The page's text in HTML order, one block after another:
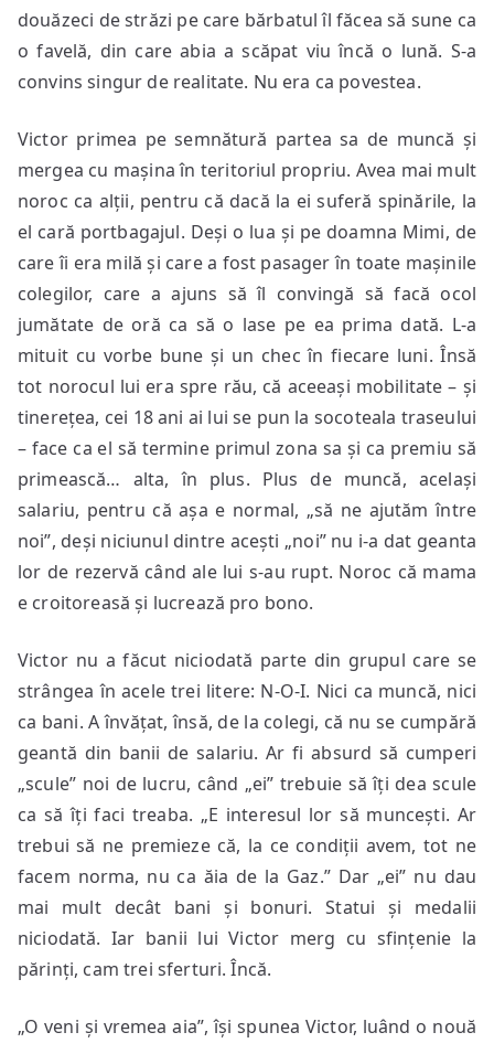
douăzeci de străzi pe care bărbatul îl făcea să sune ca
o favelă, din care abia a scăpat viu încă o lună. S-a
convins singur de realitate. Nu era ca povestea.
Victor primea pe semnătură partea sa de muncă și
mergea cu mașina în teritoriul propriu. Avea mai mult
noroc ca alții, pentru că dacă la ei suferă spinările, la
el cară portbagajul. Deși o lua și pe doamna Mimi, de
care îi era milă și care a fost pasager în toate mașinile
colegilor, care a ajuns să îl convingă să facă ocol
jumătate de oră ca să o lase pe ea prima dată. L-a
mituit cu vorbe bune și un chec în fiecare luni. Însă
tot norocul lui era spre rău, că aceeași mobilitate – și
tinerețea, cei 18 ani ai lui se pun la socoteala traseului
– face ca el să termine primul zona sa și ca premiu să
primească… alta, în plus. Plus de muncă, același
salariu, pentru că așa e normal, „să ne ajutăm între
noi”, deși niciunul dintre acești „noi” nu i-a dat geanta
lor de rezervă când ale lui s-au rupt. Noroc că mama
e croitoreasă și lucrează pro bono.
Victor nu a făcut niciodată parte din grupul care se
strângea în acele trei litere: N-O-I. Nici ca muncă, nici
ca bani. A învățat, însă, de la colegi, că nu se cumpără
geantă din banii de salariu. Ar fi absurd să cumperi
„scule” noi de lucru, când „ei” trebuie să îți dea scule
ca să îți faci treaba. „E interesul lor să muncești. Ar
trebui să ne premieze că, la ce condiții avem, tot ne
facem norma, nu ca ăia de la Gaz.” Dar „ei” nu dau
mai mult decât bani și bonuri. Statui și medalii
niciodată. Iar banii lui Victor merg cu sfințenie la
părinți, cam trei sferturi. Încă.
„O veni și vremea aia”, își spunea Victor, luând o nouă